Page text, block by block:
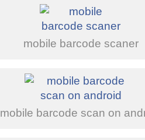
mobile barcode scaner
mobile barcode scan on